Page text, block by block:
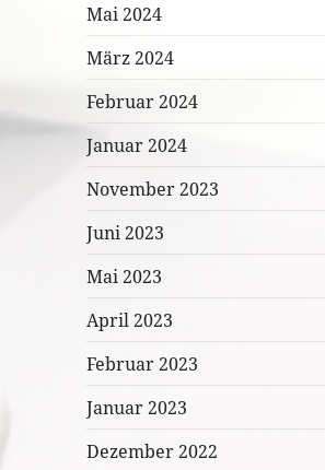
Mai 2024
März 2024
Februar 2024
Januar 2024
November 2023
Juni 2023
Mai 2023
April 2023
Februar 2023
Januar 2023
Dezember 2022